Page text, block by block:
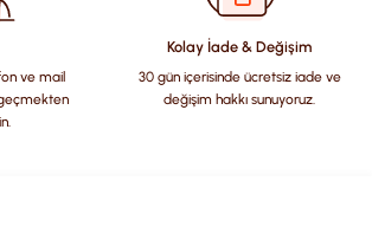
farklı alternatifler olmalı.
ve mail
Kolay İade & Değişim
30 gün içerisinde ücretsiz iade ve
değişim hakkı sunuyoruz.